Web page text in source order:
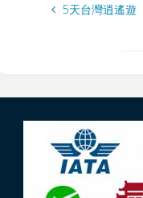
5天台灣逍遙遊